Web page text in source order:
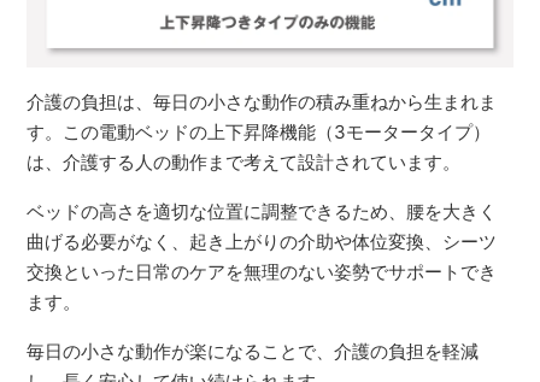
介護の負担は、毎日の小さな動作の積み重ねから生まれま
す。この電動ベッドの上下昇降機能（3モータータイプ）
は、介護する人の動作まで考えて設計されています。
ベッドの高さを適切な位置に調整できるため、腰を大きく
曲げる必要がなく、起き上がりの介助や体位変換、シーツ
交換といった日常のケアを無理のない姿勢でサポートでき
ます。
毎日の小さな動作が楽になることで、介護の負担を軽減